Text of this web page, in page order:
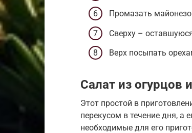
Промазать
Сверху –
Верх посыпать
Салат из
Этот простой в
перекусом в течение дня, а
необходимые для его